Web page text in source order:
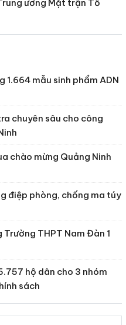
ương Mặt trận Tổ
1.664 mẫu sinh phẩm ADN
chuyên sâu cho công
chào mừng Quảng Ninh
điệp phòng, chống ma túy
THPT Nam Đàn 1
hộ dân cho 3 nhóm
sách